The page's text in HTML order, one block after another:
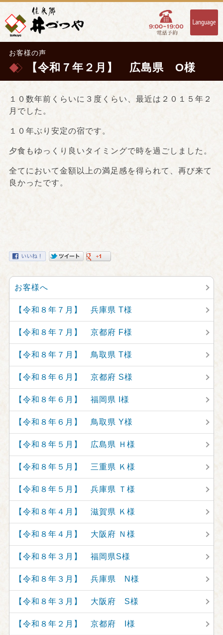
お客様の声
【令和７年２月】 広島県 O様
１０数年前くらいに３度くらい、最近は２０１５年２
月でした。
１０年ぶり安定の宿です。
夕食もゆっくり良いタイミングで時を過ごしました。
全てにおいて金額以上の満足感を得られて、再び来て
良かったです。
お客様へ
【令和８年７月】 兵庫県 T様
【令和８年７月】 京都府 F様
【令和８年７月】 鳥取県 T様
【令和８年６月】 京都府 S様
【令和８年６月】 福岡県 I様
【令和８年６月】 鳥取県 Y様
【令和８年５月】 広島県 Ｈ様
【令和８年５月】 三重県 Ｋ様
【令和８年５月】 兵庫県 Ｔ様
【令和８年４月】 滋賀県 Ｋ様
【令和８年４月】 大阪府 Ｎ様
【令和８年３月】 福岡県S様
【令和８年３月】 兵庫県 N様
【令和８年３月】 大阪府 S様
【令和８年２月】 京都府 I様